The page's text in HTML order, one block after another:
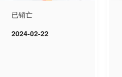
已销亡
2024-02-22